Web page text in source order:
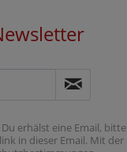
erhälst eine Email, bitte
in dieser Email. Mit der